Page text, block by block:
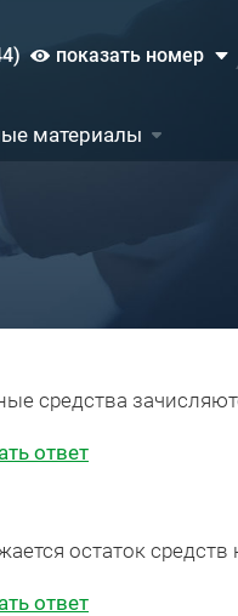
показать номер
материалы
средства
ответ
остаток
ответ